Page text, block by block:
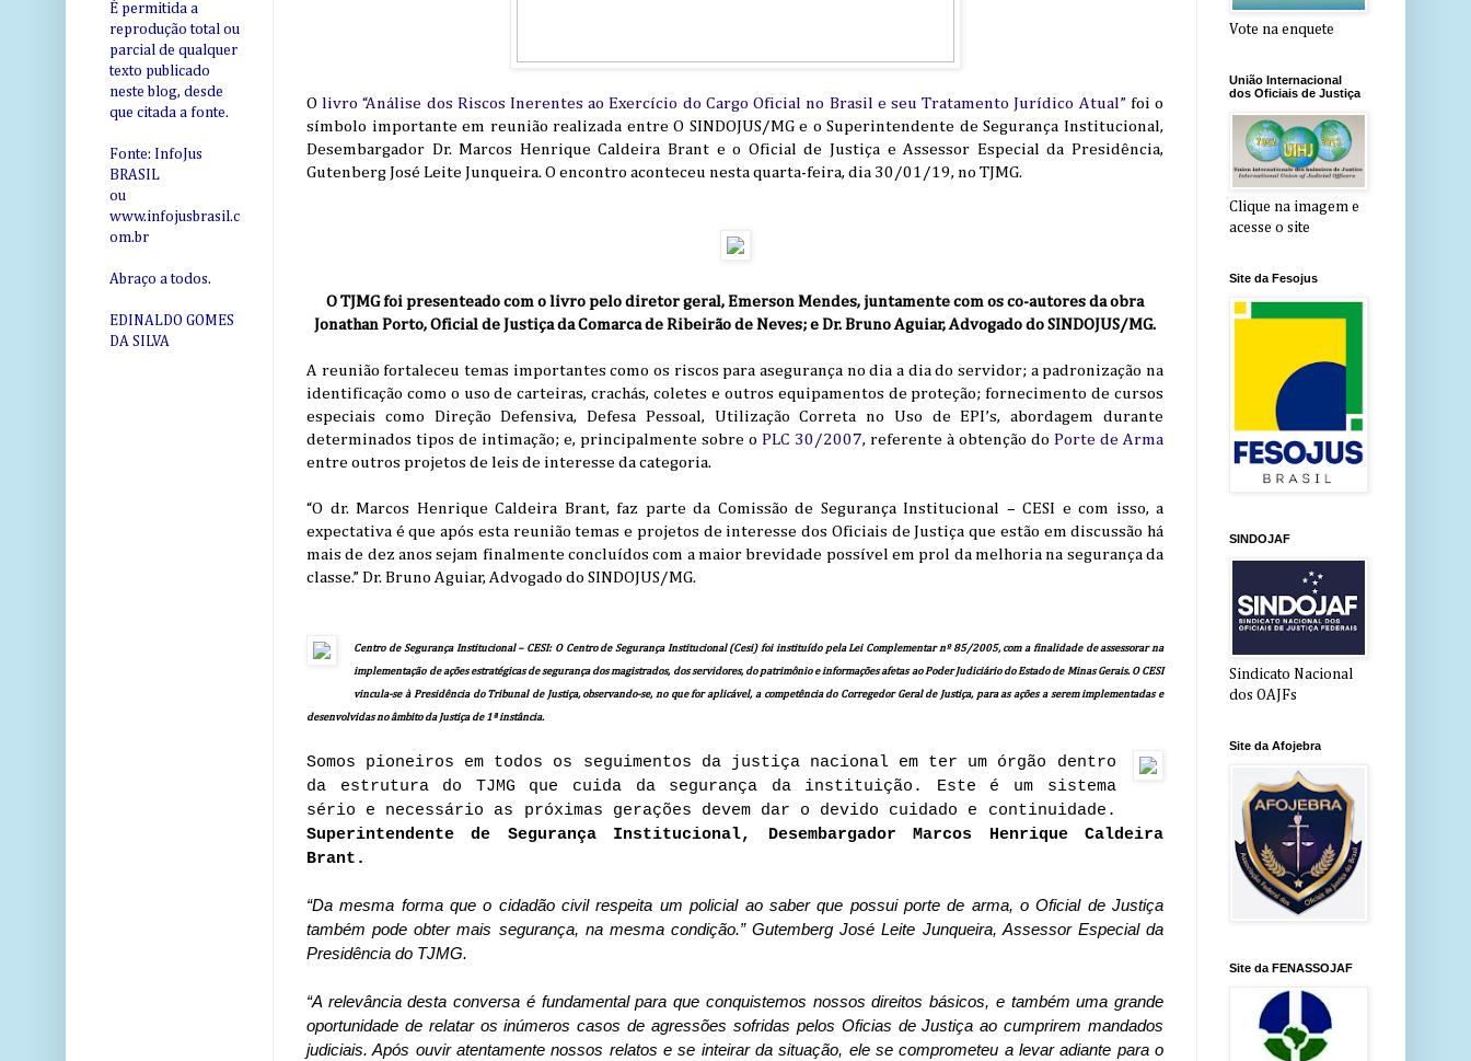
Olivro “Análise dos Riscos Inerentes ao Exercício do Cargo Oficial no Brasil e seu Tratamento Jurídico Atual” foi o
símbolo importante em reunião realizada entre O SINDOJUS/MG e o Superintendente de Segurança Institucional,
Desembargador Dr. Marcos Henrique Caldeira Brant e o Oficial de Justiça e Assessor Especial da Presidência,
Gutenberg José Leite Junqueira. O encontro aconteceu nesta quarta-feira, dia 30/01/19, no TJMG.
O TJMG foi presenteado com o livro pelo diretor geral, Emerson Mendes, juntamente com os co-autores da obra
Jonathan Porto, Oficial de Justiça da Comarca de Ribeirão de Neves; e Dr. Bruno Aguiar, Advogado do SINDOJUS/MG.
A reunião fortaleceu temas importantes como os riscos para asegurança no dia a dia do servidor; a padronização na
identificação como o uso de carteiras, crachás, coletes e outros equipamentos de proteção; fornecimento de cursos
especiais como Direção Defensiva, Defesa Pessoal, Utilização Correta no Uso de EPI’s, abordagem durante
determinados tipos de intimação; e, principalmente sobre o PLC 30/2007, referente à obtenção do Porte de Arma
entre outros projetos de leis de interesse da categoria.
“O dr. Marcos Henrique Caldeira Brant, faz parte da Comissão de Segurança Institucional – CESI e com isso, a
expectativa é que após esta reunião temas e projetos de interesse dos Oficiais de Justiça que estão em discussão há
mais de dez anos sejam finalmente concluídos com a maior brevidade possível em prol da melhoria na segurança da
classe.” Dr. Bruno Aguiar, Advogado do SINDOJUS/MG.
Centro de Segurança Institucional – CESI: O Centro de Segurança Institucional (Cesi) foi instituído pela Lei Complementar nº 85/2005, com a finalidade de assessorar na
implementação de ações estratégicas de segurança dos magistrados, dos servidores, do patrimônio e informações afetas ao Poder Judiciário do Estado de Minas Gerais. O CESI
vincula-se à Presidência do Tribunal de Justiça, observando-se, no que for aplicável, a competência do Corregedor Geral de Justiça, para as ações a serem implementadas e
desenvolvidas no âmbito da Justiça de 1ª instância.
Somos pioneiros em todos os seguimentos da justiça nacional em ter um órgão dentro
da estrutura do TJMG que cuida da segurança da instituição. Este é um sistema
sério e necessário as próximas gerações devem dar o devido cuidado e continuidade.
Superintendente de Segurança Institucional, Desembargador Marcos Henrique Caldeira
Brant.
“Da mesma forma que o cidadão civil respeita um policial ao saber que possui porte de arma, o Oficial de Justiça
também pode obter mais segurança, na mesma condição.” Gutemberg José Leite Junqueira, Assessor Especial da
Presidência do TJMG.
“A relevância desta conversa é fundamental para que conquistemos nossos direitos básicos, e também uma grande
oportunidade de relatar os inúmeros casos de agressões sofridas pelos Oficias de Justiça ao cumprirem mandados
judiciais. Após ouvir atentamente nossos relatos e se inteirar da situação, ele se comprometeu a levar adiante para o
É permitida a
reprodução total ou
parcial de qualquer
texto publicado
neste blog, desde
que citada a fonte.
Fonte: InfoJus
BRASIL
ou
www.infojusbrasil.c
om.br
Abraço a todos.
EDINALDO GOMES
DA SILVA
Vote na enquete
União Internacional
dos Oficiais de Justiça
Clique na imagem e
acesse o site
Site da Fesojus
SINDOJAF
Sindicato Nacional
dos OAJFs
Site da Afojebra
Site da FENASSOJAF